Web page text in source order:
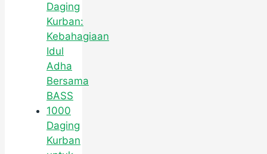
Daging
Kurban:
Kebahagiaan
Idul
Adha
Bersama
BASS
1000
Daging
Kurban